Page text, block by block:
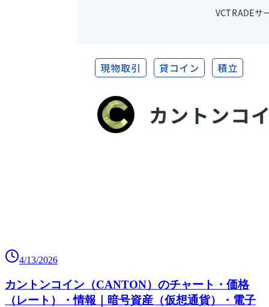
4/13/2026
カントンコイン（CANTON）のチャート・価格
（レート）・情報｜暗号資産（仮想通貨）・電子